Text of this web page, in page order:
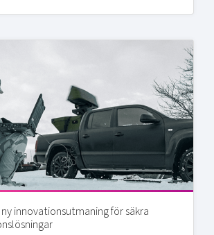
innovationsutmaning för säkra